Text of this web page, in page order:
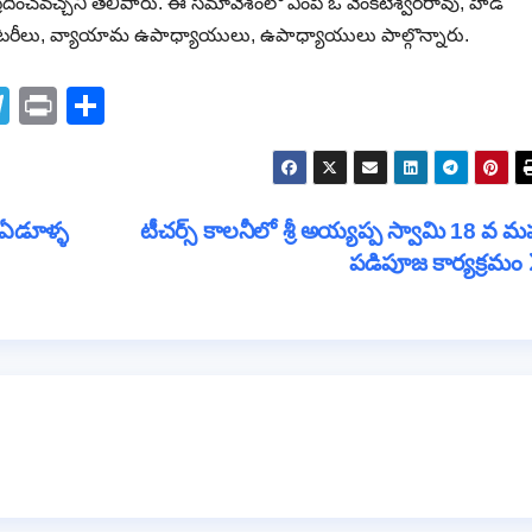
వ్యాయామ ఉపాధ్యాయులు, ఉపాధ్యాయులు పాల్గొన్నారు.
T
gr
Pr
టీచర్స్ కాలనీలో శ్రీ అయ్యప్ప స్వామి 18 వ
పడిపూజ కార్యక్రమం